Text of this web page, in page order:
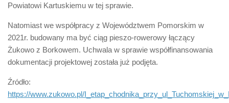
Powiatowi Kartuskiemu w tej sprawie.
Natomiast we współpracy z Województwem Pomorskim w
2021r. budowany ma być ciąg pieszo-rowerowy łączący
Żukowo z Borkowem. Uchwala w sprawie współfinansowania
dokumentacji projektowej została już podjęta.
Źródło:
https://www.zukowo.pl/